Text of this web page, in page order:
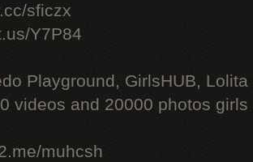
sficzx
Y7P84
Playground, GirlsHUB, Lolita
videos and 20000 photos
muhcsh